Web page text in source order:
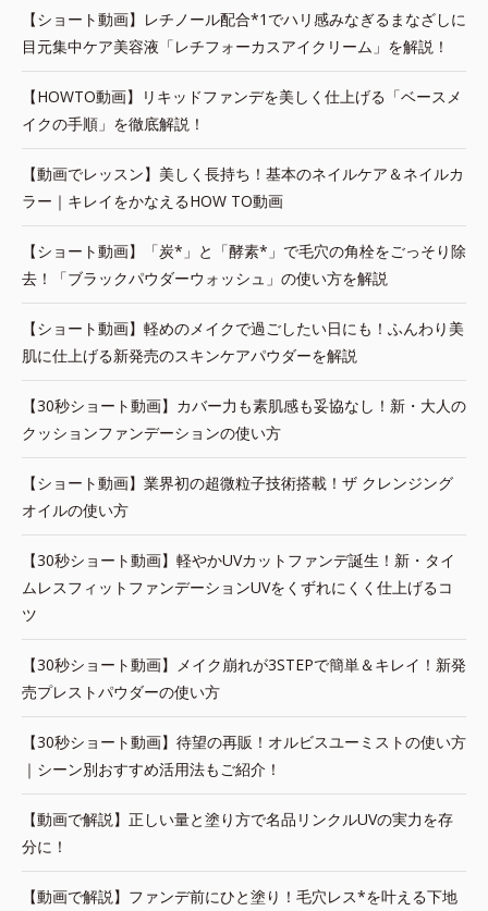
【ショート動画】レチノール配合*1でハリ感みなぎるまなざしに
目元集中ケア美容液「レチフォーカスアイクリーム」を解説！
【HOWTO動画】リキッドファンデを美しく仕上げる「ベースメ
イクの手順」を徹底解説！
【動画でレッスン】美しく長持ち！基本のネイルケア＆ネイルカ
ラー｜キレイをかなえるHOW TO動画
【ショート動画】「炭*」と「酵素*」で毛穴の角栓をごっそり除
去！「ブラックパウダーウォッシュ」の使い方を解説
【ショート動画】軽めのメイクで過ごしたい日にも！ふんわり美
肌に仕上げる新発売のスキンケアパウダーを解説
【30秒ショート動画】カバー力も素肌感も妥協なし！新・大人の
クッションファンデーションの使い方
【ショート動画】業界初の超微粒子技術搭載！ザ クレンジング
オイルの使い方
【30秒ショート動画】軽やかUVカットファンデ誕生！新・タイ
ムレスフィットファンデーションUVをくずれにくく仕上げるコ
ツ
【30秒ショート動画】メイク崩れが3STEPで簡単＆キレイ！新発
売プレストパウダーの使い方
【30秒ショート動画】待望の再販！オルビスユーミストの使い方
｜シーン別おすすめ活用法もご紹介！
【動画で解説】正しい量と塗り方で名品リンクルUVの実力を存
分に！
【動画で解説】ファンデ前にひと塗り！毛穴レス*を叶える下地